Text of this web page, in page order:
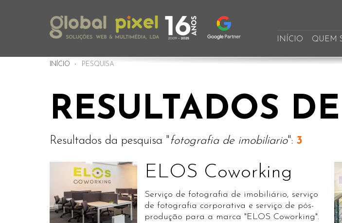
INÍCIO QUEM
INÍCIO PESQUISA
RESULTADOS
Resultados da pesquisa "fotografia de imobiliario": 3
ELOS Coworking
Serviço de fotografia de imobiliário, serviço
de fotografia corporativa e serviço de pós-
produção para a marca "ELOS Coworking".